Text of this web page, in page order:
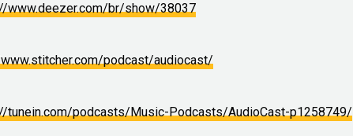
www.deezer.com/br/show/38037
podcast/audiocast/
tunein.com/podcasts/Music-Podcasts/AudioCast-p1258749/